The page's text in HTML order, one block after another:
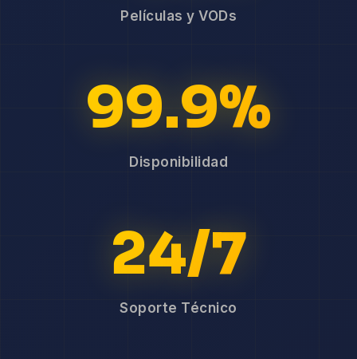
Películas y VODs
99.9%
Disponibilidad
24/7
Soporte Técnico